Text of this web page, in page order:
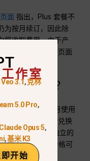
面 指出，Plus 套餐不
为按月续订，因此除
您收取费用。由于产
Plus 产品的实时页面
用是多少？
算，连续 12 个月使用
适用税费或货币兑换
餐，而是12笔独立的
用商店显示的价格可
适用金额。.
作室
Veo 3.1,克林
5.0 Pro,
Claude Opus 5,
,基米 K3
开始